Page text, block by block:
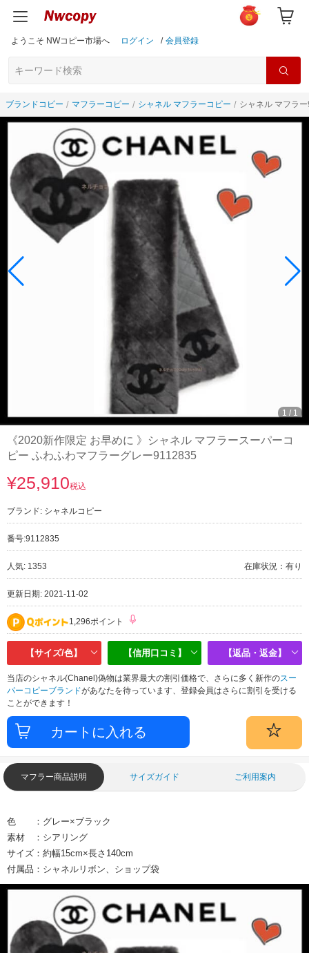
ようこそ NWコピー市場へ ログイン / 会員登録
ブランドコピー マフラーコピー シャネル マフラーコピー シャネル マフラ
1 / 1
《2020新作限定 お早めに 》シャネル マフラースーパーコ
ピー ふわふわマフラーグレー9112835
¥25,910税込
ブランド: シャネルコピー
番号:9112835
人気: 1353 在庫状況：有り
更新日期: 2021-11-02
1,296ポイント
【サイズ/色】 【信用口コミ】 【返品・返金】
当店のシャネル(Chanel)偽物は業界最大の割引価格で、さらに多く新作のスー
パーコピーブランドがあなたを待っています、登録会員はさらに割引を受ける
ことができます！
マフラー商品説明 サイズガイド ご利用案内
色 ：グレー×ブラック
素材 ：シアリング
サイズ：約幅15cm×長さ140cm
付属品：シャネルリボン、ショップ袋